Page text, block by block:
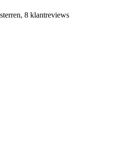
8 klantreviews